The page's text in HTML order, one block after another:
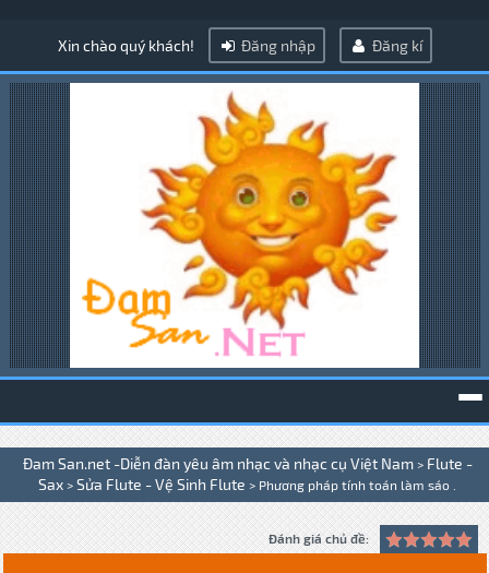
Xin chào quý khách! Đăng nhập Đăng kí
Đam San.net -Diễn đàn yêu âm nhạc và nhạc cụ Việt Nam > Flute -
Sax > Sửa Flute - Vệ Sinh Flute > Phương pháp tính toán làm sáo .
Đánh giá chủ đề: